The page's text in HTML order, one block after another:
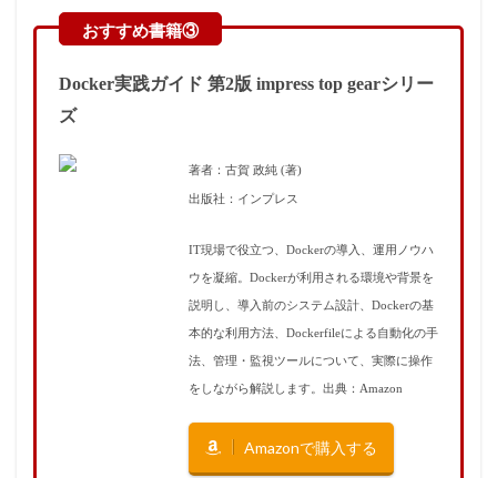
Docker実践ガイド 第2版 impress top gearシリー
ズ
著者：古賀 政純 (著)
出版社：インプレス
IT現場で役立つ、Dockerの導入、運用ノウハ
ウを凝縮。Dockerが利用される環境や背景を
説明し、導入前のシステム設計、Dockerの基
本的な利用方法、Dockerfileによる自動化の手
法、管理・監視ツールについて、実際に操作
をしながら解説します。出典：Amazon
Amazonで購入する